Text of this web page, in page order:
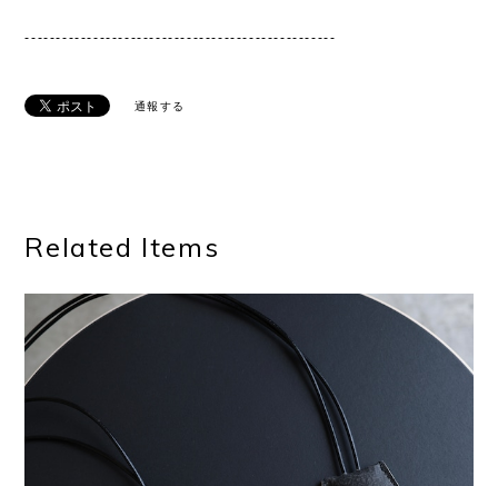
--------------------------------------------------
通報する
Related Items